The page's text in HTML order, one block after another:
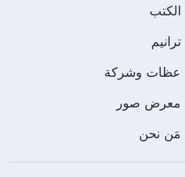
الكتب
ترانيم
عظات وشركة
معرض صور
مَن نحن